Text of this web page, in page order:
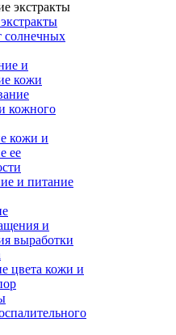
солнечных
и
кожи
кожного
кожи и
ее
и питание
и
выработки
цвета кожи и